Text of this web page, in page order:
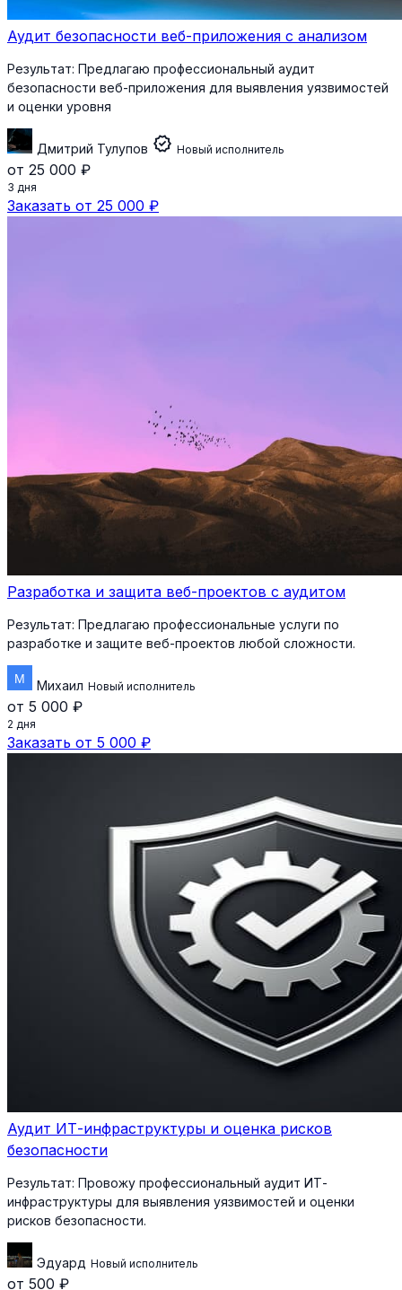
Аудит безопасности веб-приложения с анализом
Результат: Предлагаю профессиональный аудит
безопасности веб-приложения для выявления уязвимостей
и оценки уровня
Дмитрий Тулупов verified Новый исполнитель
от 25 000 ₽
3 дня
Заказать от 25 000 ₽
Разработка и защита веб-проектов с аудитом
Результат: Предлагаю профессиональные услуги по
разработке и защите веб-проектов любой сложности.
Михаил Новый исполнитель
от 5 000 ₽
2 дня
Заказать от 5 000 ₽
Аудит ИТ-инфраструктуры и оценка рисков
безопасности
Результат: Провожу профессиональный аудит ИТ-
инфраструктуры для выявления уязвимостей и оценки
рисков безопасности.
Эдуард Новый исполнитель
от 500 ₽